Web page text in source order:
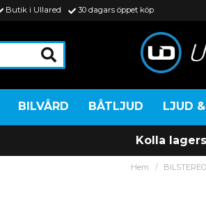
Butik i Ullared 30 dagars öppet köp
BILVÅRD BÅTLJUD LJUD
Kolla
Hem BILSTEREO